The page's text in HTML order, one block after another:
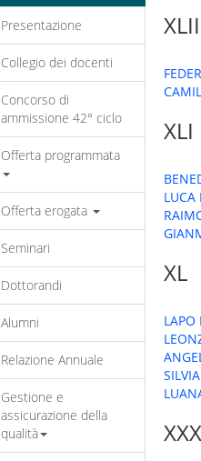
Presentazione
Collegio dei docenti
Concorso di
ammissione 42° ciclo
Offerta programmata
Offerta erogata
Seminari
Dottorandi
Alumni
Relazione Annuale
Gestione e
assicurazione della
qualità
XLII
XLI
LUCA
XL
LAPO